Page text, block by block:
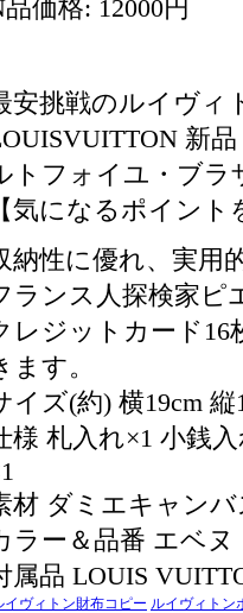
価格: 12000円
安挑戦のルイヴィ
新
トフォイユ・ブラ
【気になるポイント
納性に優れ、実用
ランス人探検家ピ
レジットカード16
ます。
イズ(約) 横19cm 縦
様 札入れ×1 小銭
材 ダミエキャンバ
ラー＆品番 エベ
属品 LOUIS
イヴィトン財布コピー ルイヴィトン